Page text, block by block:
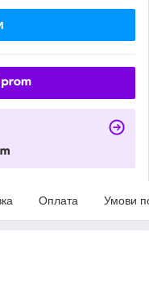
Оплата Умови